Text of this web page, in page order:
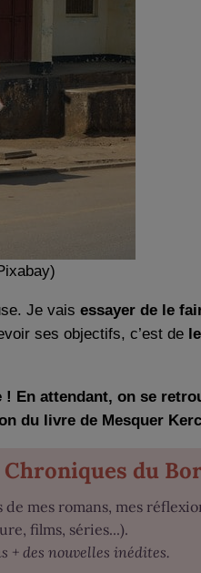
Je vais essayer de le
ses objectifs, c’est de
En attendant, on se
du livre de Mesquer